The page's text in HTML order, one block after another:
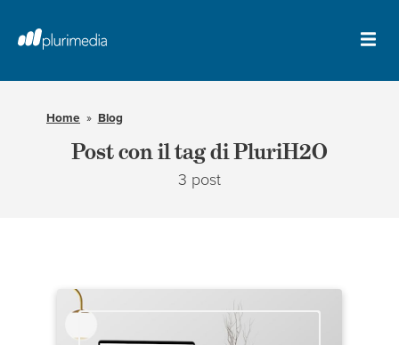
contenuto
il
Home Blog
Post con il tag di PluriH2O
3 post